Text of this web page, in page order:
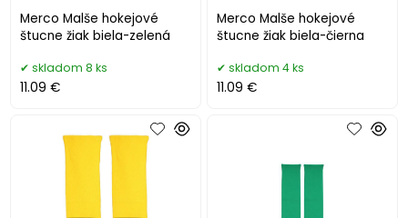
Merco Malše hokejové
štucne žiak biela-zelená
skladom 8 ks
11.09 €
Merco Malše hokejové
štucne žiak biela-čierna
skladom 4 ks
11.09 €